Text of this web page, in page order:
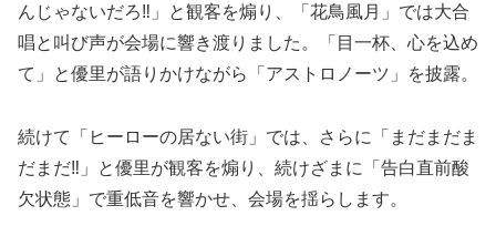
んじゃないだろ‼︎」と観客を煽り、「花鳥風月」では大合
唱と叫び声が会場に響き渡りました。「目一杯、心を込め
て」と優里が語りかけながら「アストロノーツ」を披露。
続けて「ヒーローの居ない街」では、さらに「まだまだま
だまだ‼︎」と優里が観客を煽り、続けざまに「告白直前酸
欠状態」で重低音を響かせ、会場を揺らします。